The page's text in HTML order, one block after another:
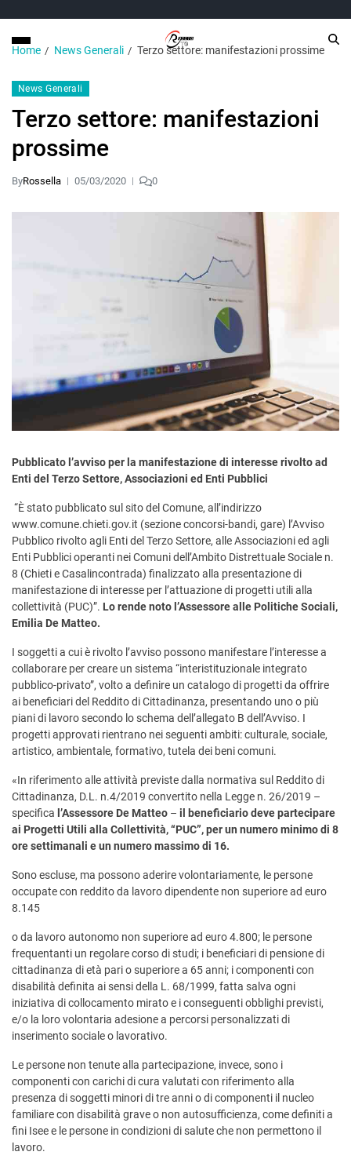
Home News Generali Terzo settore: manifestazioni prossime
News Generali
Terzo settore: manifestazioni
prossime
ByRossella 05/03/2020 0
Pubblicato l’avviso per la manifestazione di interesse rivolto ad
Enti del Terzo Settore, Associazioni ed Enti Pubblici
“È stato pubblicato sul sito del Comune, all’indirizzo
www.comune.chieti.gov.it (sezione concorsi-bandi, gare) l’Avviso
Pubblico rivolto agli Enti del Terzo Settore, alle Associazioni ed agli
Enti Pubblici operanti nei Comuni dell’Ambito Distrettuale Sociale n.
8 (Chieti e Casalincontrada) finalizzato alla presentazione di
manifestazione di interesse per l’attuazione di progetti utili alla
collettività (PUC)”. Lo rende noto l’Assessore alle Politiche Sociali,
Emilia De Matteo.
I soggetti a cui è rivolto l’avviso possono manifestare l’interesse a
collaborare per creare un sistema “interistituzionale integrato
pubblico-privato”, volto a definire un catalogo di progetti da offrire
ai beneficiari del Reddito di Cittadinanza, presentando uno o più
piani di lavoro secondo lo schema dell’allegato B dell’Avviso. I
progetti approvati rientrano nei seguenti ambiti: culturale, sociale,
artistico, ambientale, formativo, tutela dei beni comuni.
«In riferimento alle attività previste dalla normativa sul Reddito di
Cittadinanza, D.L. n.4/2019 convertito nella Legge n. 26/2019 –
specifica l’Assessore De Matteo – il beneficiario deve partecipare
ai Progetti Utili alla Collettività, “PUC”, per un numero minimo di 8
ore settimanali e un numero massimo di 16.
Sono escluse, ma possono aderire volontariamente, le persone
occupate con reddito da lavoro dipendente non superiore ad euro
8.145
o da lavoro autonomo non superiore ad euro 4.800; le persone
frequentanti un regolare corso di studi; i beneficiari di pensione di
cittadinanza di età pari o superiore a 65 anni; i componenti con
disabilità definita ai sensi della L. 68/1999, fatta salva ogni
iniziativa di collocamento mirato e i conseguenti obblighi previsti,
e/o la loro volontaria adesione a percorsi personalizzati di
inserimento sociale o lavorativo.
Le persone non tenute alla partecipazione, invece, sono i
componenti con carichi di cura valutati con riferimento alla
presenza di soggetti minori di tre anni o di componenti il nucleo
familiare con disabilità grave o non autosufficienza, come definiti a
fini Isee e le persone in condizioni di salute che non permettono il
lavoro.